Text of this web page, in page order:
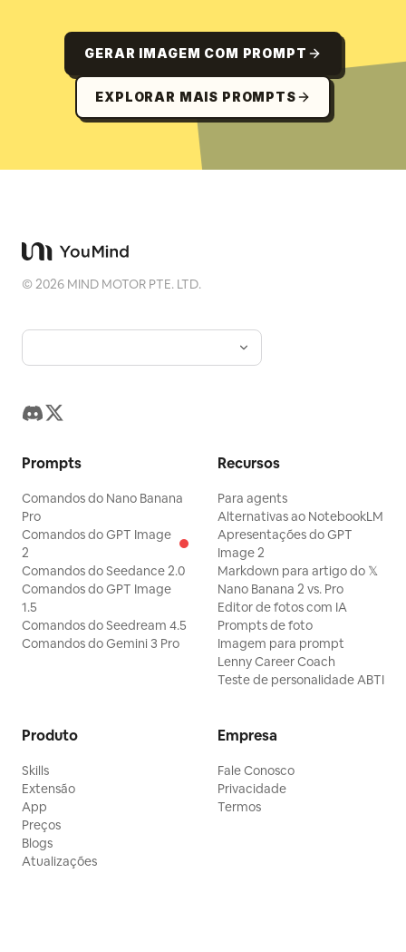
GERAR IMAGEM COM PROMPT
EXPLORAR MAIS PROMPTS
©2026 MIND MOTOR PTE. LTD.
Prompts
Comandos do Nano Banana
Pro
Comandos do GPT Image
2
Comandos do Seedance 2.0
Comandos do GPT Image
1.5
Comandos do Seedream 4.5
Comandos do Gemini 3 Pro
Recursos
Para agents
Alternativas ao NotebookLM
Apresentações do GPT
Image 2
Markdown para artigo do 𝕏
Nano Banana 2 vs. Pro
Editor de fotos com IA
Prompts de foto
Imagem para prompt
Lenny Career Coach
Teste de personalidade ABTI
Produto
Skills
Extensão
App
Preços
Blogs
Atualizações
Empresa
Fale Conosco
Privacidade
Termos